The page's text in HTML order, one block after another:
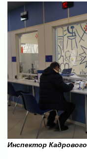
Инспектор